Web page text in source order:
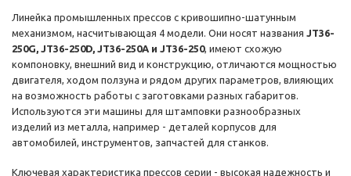
Линейка промышленных прессов с кривошипно-шатунным
механизмом, насчитывающая 4 модели. Они носят названия JT36-
250G, JT36-250D, JT36-250A и JT36-250, имеют схожую
компоновку, внешний вид и конструкцию, отличаются мощностью
двигателя, ходом ползуна и рядом других параметров, влияющих
на возможность работы с заготовками разных габаритов.
Используются эти машины для штамповки разнообразных
изделий из металла, например - деталей корпусов для
автомобилей, инструментов, запчастей для станков.
Ключевая характеристика прессов серии - высокая надежность и